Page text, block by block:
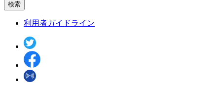
検索
利用者ガイドライン